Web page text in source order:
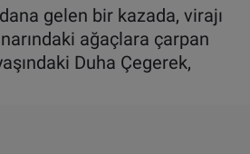
gelen bir kazada, virajı
ağaçlara çarpan
Duha Çegerek,